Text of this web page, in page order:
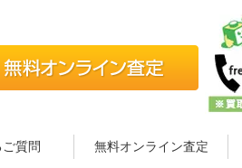
質問 無料オンライン査定